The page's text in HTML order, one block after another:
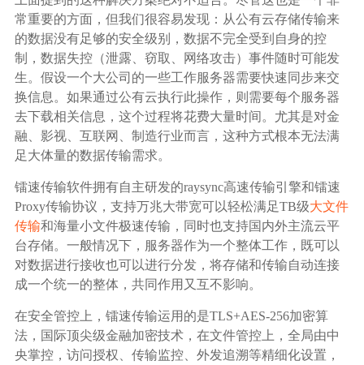
常重要的方面，但我们很容易发现：从公有云存储传输来
的数据没有足够的安全级别，数据不完全受到自身的控
制，数据失控（泄露、窃取、网络攻击）事件随时可能发
生。假设一个大公司的一些工作服务器需要快速同步来交
换信息。如果通过公有云执行此操作，则需要每个服务器
去下载相关信息，这个过程将花费大量时间。尤其是对金
融、影视、互联网、制造行业而言，这种方式根本无法满
足大体量的数据传输需求。
镭速传输软件拥有自主研发的raysync高速传输引擎和镭速
Proxy传输协议，支持万兆大带宽可以轻松满足TB级大文件
传输和海量小文件极速传输，同时也支持国内外主流云平
台存储。一般情况下，服务器作为一个整体工作，既可以
对数据进行接收也可以进行分发，将存储和传输自动连接
成一个统一的整体，共同作用又互不影响。
在安全管控上，镭速传输运用的是TLS+AES-256加密算
法，国际顶尖级金融加密技术，在文件管控上，全局由中
央掌控，访问授权、传输监控、外发追溯等精细化设置，